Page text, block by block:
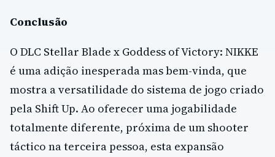
Conclusão
O DLC Stellar Blade x Goddess of Victory: NIKKE
é uma adição inesperada mas bem-vinda, que
mostra a versatilidade do sistema de jogo criado
pela Shift Up. Ao oferecer uma jogabilidade
totalmente diferente, próxima de um shooter
táctico na terceira pessoa, esta expansão